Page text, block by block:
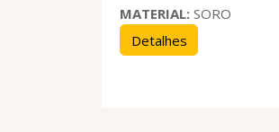
MATERIAL: SORO
Detalhes